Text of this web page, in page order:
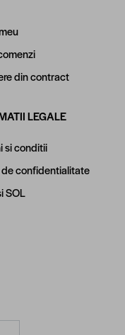
din contract
LEGALE
si conditii
de confidentialitate
SOL